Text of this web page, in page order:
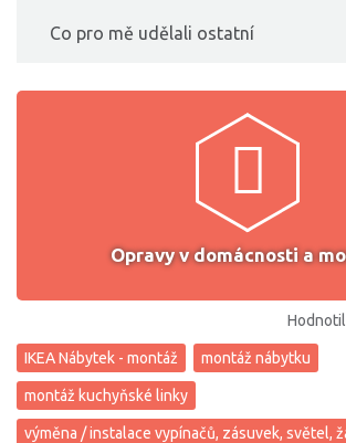
Co pro mě udělali ostatní
Opravy v domácnosti a
IKEA Nábytek - montáž montáž nábytku
montáž kuchyňské linky
výměna / instalace vypínačů, zásuvek, světel,